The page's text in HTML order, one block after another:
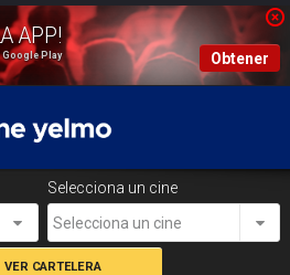
Play Obtener
Selecciona un cine
Selecciona un cine